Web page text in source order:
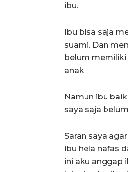
ibu.
Ibu bisa saja
suami. Dan
belum memiliki
anak.
Namun ibu
saya saja
Saran saya
ibu hela nafas
ini aku anggap